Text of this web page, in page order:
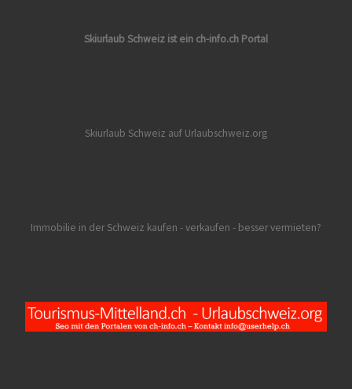
Skiurlaub Schweiz ist ein ch-info.ch Portal
Skiurlaub Schweiz auf Urlaubschweiz.org
Immobilie in der Schweiz kaufen - verkaufen - besser vermieten?